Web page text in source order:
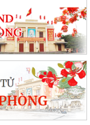
thu hồi đất thực